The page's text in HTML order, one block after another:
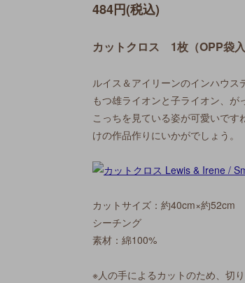
484円(税込)
カットクロス 1枚（OPP袋入
ルイス＆アイリーンのインハウ
もつ雄ライオンと子ライオン、
こっちを見ている姿が可愛いで
けの作品作りにいかがでしょう。
カットサイズ：約40cm×約52cm
シーチング
素材：綿100%
※人の手によるカットのため、切